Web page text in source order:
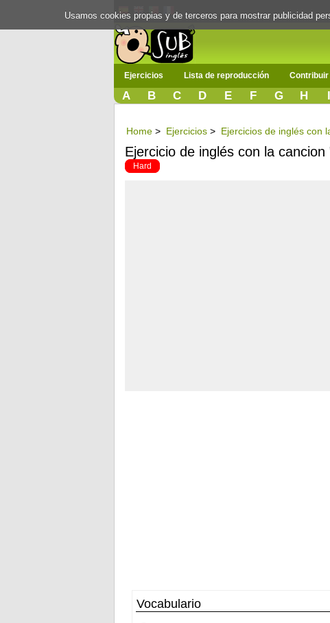
Ejercicios Lista de reproducción Contribuir
A B C D E F G H I
Home > Ejercicios > Ejercicios de inglés con
Ejercicio de inglés con la cancion
Hard
Vocabulario
Usamos cookies propias y de terceros para mostrar publicidad